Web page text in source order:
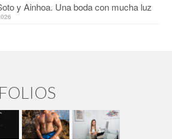
y Ainhoa. Una boda con mucha luz